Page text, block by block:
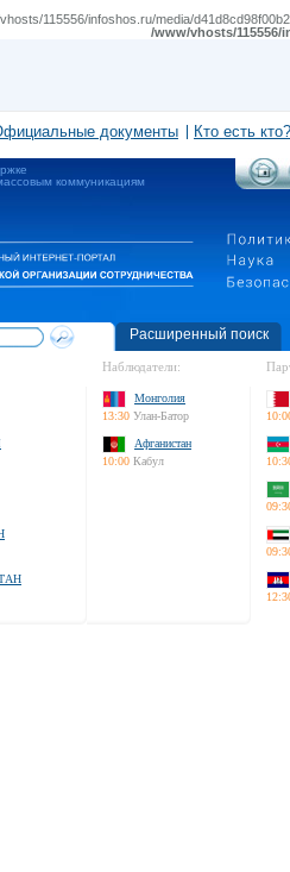
115556/infoshos.ru/media/
/www/vhosts/
документы Кто есть кто?
коммуникациям
Расширенный поиск
Наблюдатели:
Монголия
13:30 Улан-Батор
Афганистан
10:00 Кабул